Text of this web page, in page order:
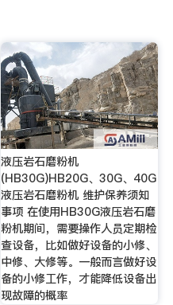
液压岩石磨粉机
(HB30G)HB20G、30G、40G
液压岩石磨粉机 维护保养须知
事项 在使用HB30G液压岩石磨
粉机期间，需要操作人员定期检
查设备，比如做好设备的小修、
中修、大修等。一般而言做好设
备的小修工作，才能降低设备出
现故障的概率